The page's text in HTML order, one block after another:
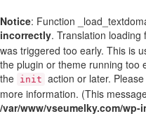
Notice: Function
incorrectly. Translation loading
was triggered too early. This is
the plugin or theme running too
the init action or later.
more information. (This
/var/www/vseumelky.com/